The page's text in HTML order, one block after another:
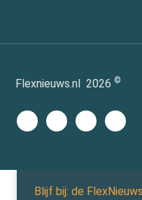
Flexnieuws.nl 2026 ©
Blijf bij: de